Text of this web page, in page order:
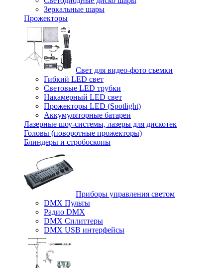
Зеркальные шары
Прожекторы
Свет для видео-фото съемки
Гибкий LED свет
Световые LED трубки
Накамерный LED свет
Прожекторы LED (Spotlight)
Аккумуляторные батареи
Лазерные шоу-системы, лазеры для дискотек
Головы (поворотные прожекторы)
Блиндеры и стробоскопы
Приборы управления светом
DMX Пульты
Радио DMX
DMX Сплиттеры
DMX USB интерфейсы